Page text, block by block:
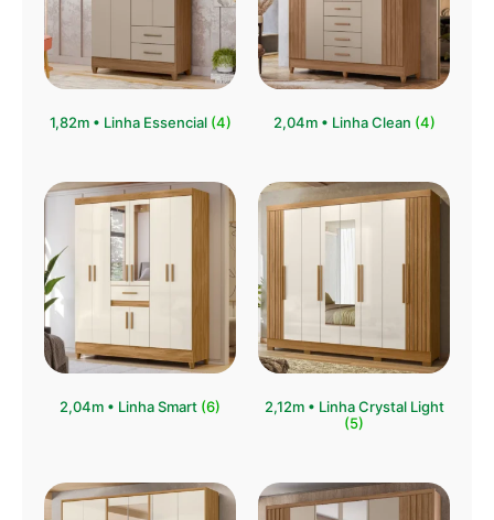
1,82m • Linha Essencial (4) 2,04m • Linha Clean (4)
⁠2,04m • Linha Smart (6)
2,12m • Linha Crystal Light
(5)